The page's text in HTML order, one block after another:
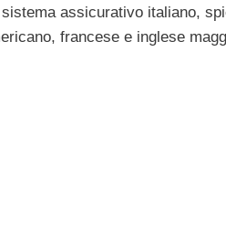
assicurativo italiano,
francese e inglese